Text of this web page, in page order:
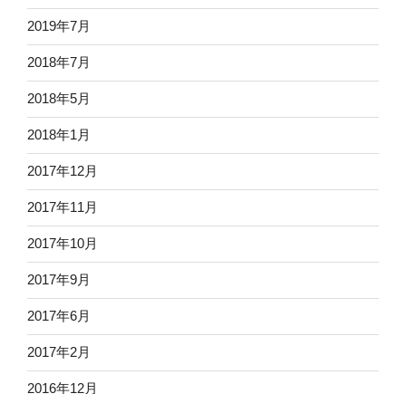
2019年7月
2018年7月
2018年5月
2018年1月
2017年12月
2017年11月
2017年10月
2017年9月
2017年6月
2017年2月
2016年12月